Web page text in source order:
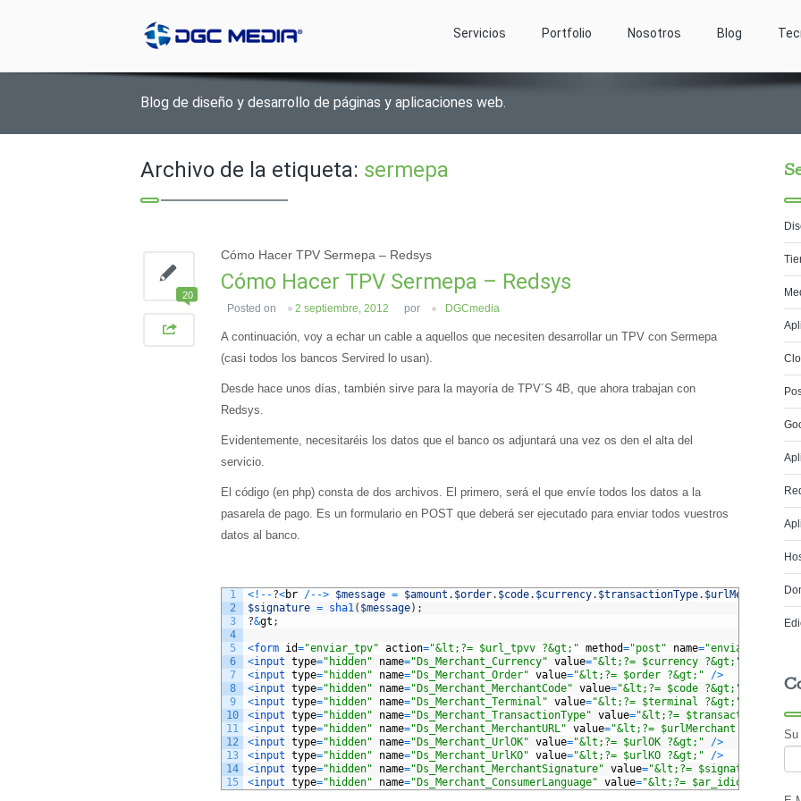
Servicios Portfolio Nosotros Blog
Blog de diseño y desarrollo de páginas y aplicaciones web.
Archivo de la etiqueta: sermepa
20
Cómo Hacer TPV Sermepa – Redsys
Cómo Hacer TPV Sermepa – Redsys
Posted on 2 septiembre, 2012 por DGCmedia
A continuación, voy a echar un cable a aquellos que necesiten desarrollar un TPV con Sermepa
(casi todos los bancos Servired lo usan).
Desde hace unos días, también sirve para la mayoría de TPV´S 4B, que ahora trabajan con
Redsys.
Evidentemente, necesitaréis los datos que el banco os adjuntará una vez os den el alta del
servicio.
El código (en php) consta de dos archivos. El primero, será el que envíe todos los datos a la
pasarela de pago. Es un formulario en POST que deberá ser ejecutado para enviar todos vuestros
datos al banco.
1
2
3
4
5
6
7
8
9
10
11
12
13
14
15
< ! --?<br /--> $message = $amount . $order. $code. $currency. $transactionType. $urlMerchant .
$signature = sha1( $message) ;
?&gt ;
<form id="enviar_tpv" action="&lt;?= $url_tpvv ?&gt;" method="post" name="enviar_tpv"
<input type="hidden" name="Ds_Merchant_Currency" value="&lt;?= $currency ?&gt;"
<input type="hidden" name="Ds_Merchant_Order" value="&lt;?= $order ?&gt;" />
<input type="hidden" name="Ds_Merchant_MerchantCode" value="&lt;?= $code ?&gt;"
<input type="hidden" name="Ds_Merchant_Terminal" value="&lt;?= $terminal ?&gt;"
<input type="hidden" name="Ds_Merchant_TransactionType" value="&lt;?= $transactionType
<input type="hidden" name="Ds_Merchant_MerchantURL" value="&lt;?= $urlMerchant ?&gt;" /
<input type="hidden" name="Ds_Merchant_UrlOK" value="&lt;?= $urlOK ?&gt;" />
<input type="hidden" name="Ds_Merchant_UrlKO" value="&lt;?= $urlKO ?&gt;" />
<input type="hidden" name="Ds_Merchant_MerchantSignature" value="&lt;?= $signature
<input type="hidden" name="Ds_Merchant_ConsumerLanguage" value="&lt;?=
Su